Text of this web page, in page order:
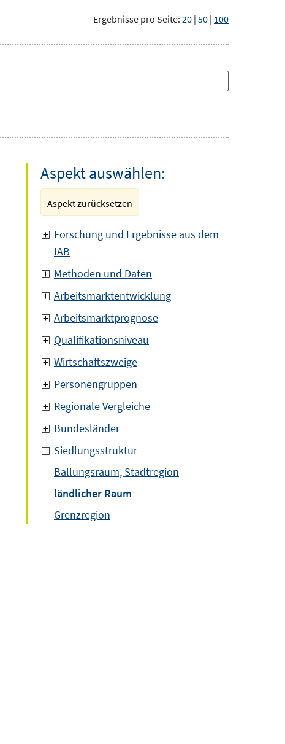
Ergebnisse pro Seite: 20 | 50 | 100
Aspekt auswählen:
Aspekt zurücksetzen
Forschung und Ergebnisse aus dem
IAB
Methoden und Daten
Arbeitsmarktentwicklung
Arbeitsmarktprognose
Qualifikationsniveau
Wirtschaftszweige
Personengruppen
Regionale Vergleiche
Bundesländer
Siedlungsstruktur
Ballungsraum, Stadtregion
ländlicher Raum
Grenzregion